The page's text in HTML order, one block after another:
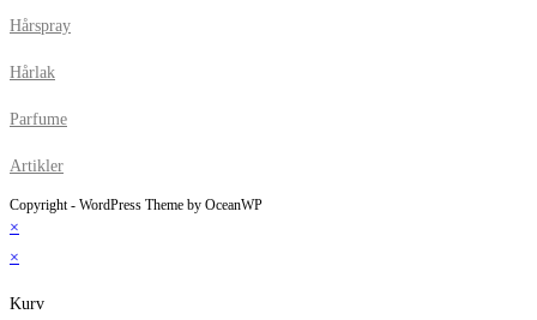
Hårspray
Hårlak
Parfume
Artikler
Copyright - WordPress Theme by OceanWP
×
×
Kurv